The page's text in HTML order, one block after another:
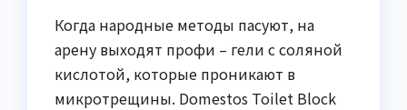
Когда народные методы пасуют, на
арену выходят профи – гели с соляной
кислотой, которые проникают в
микротрещины. Domestos Toilet Block